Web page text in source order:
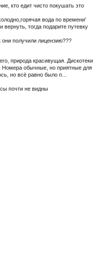
кто едит чисто покушать это
вода по времени'
тогда подарите путевку
они получили лицензию???
природа красивущая. Дискотеки
Номера обычные, но приятные для
но всё равно было п...
почти не видны